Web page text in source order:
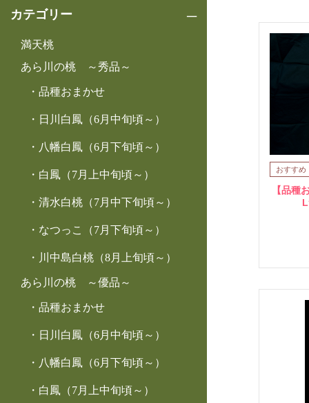
カテゴリー
満天桃
あら川の桃 ～秀品～
品種おまかせ
日川白鳳（6月中旬頃～）
八幡白鳳（6月下旬頃～）
白鳳（7月上中旬頃～）
清水白桃（7月中下旬頃～）
なつっこ（7月下旬頃～）
川中島白桃（8月上旬頃～）
あら川の桃 ～優品～
品種おまかせ
日川白鳳（6月中旬頃～）
八幡白鳳（6月下旬頃～）
白鳳（7月上中旬頃～）
【品種